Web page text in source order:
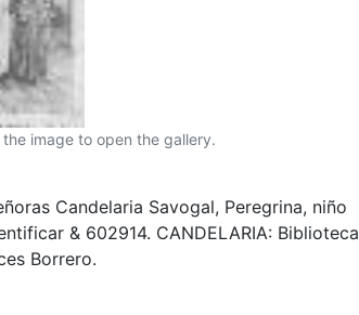
the image to open the gallery.
Candelaria Savogal, Peregrina, niño
& 602914. CANDELARIA: Biblioteca
Borrero.